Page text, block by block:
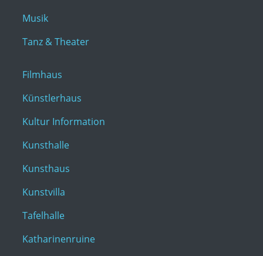
Musik
Tanz & Theater
Filmhaus
Künstlerhaus
Kultur Information
Kunsthalle
Kunsthaus
Kunstvilla
Tafelhalle
Katharinenruine